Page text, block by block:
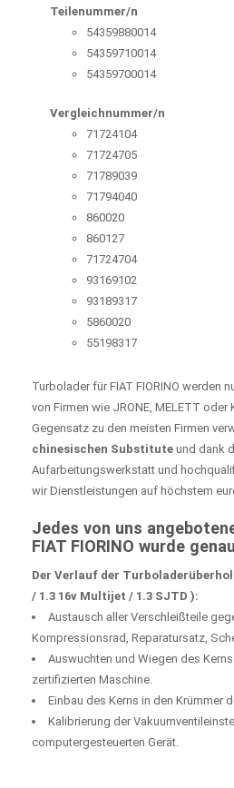
Teilenummer/n
54359880014
54359710014
54359700014
Vergleichnummer/n
71724104
71724705
71789039
71794040
860020
860127
71724704
93169102
93189317
5860020
55198317
Turbolader für FIAT FIORINO werden
von Firmen wie JRONE, MELETT oder
Gegensatz zu den meisten Firmen
chinesischen Substitute und dank
Aufarbeitungswerkstatt und
wir Dienstleistungen auf höchstem
Jedes von uns
FIAT FIORINO wurde
Der Verlauf der
/ 1.3 16v Multijet / 1.3 SJTD ):
Austausch aller Verschleißteile
Kompressionsrad, Reparatursatz,
Auswuchten und Wiegen des
zertifizierten Maschine.
Einbau des Kerns in den Krümmer
Kalibrierung der
computergesteuerten Gerät.